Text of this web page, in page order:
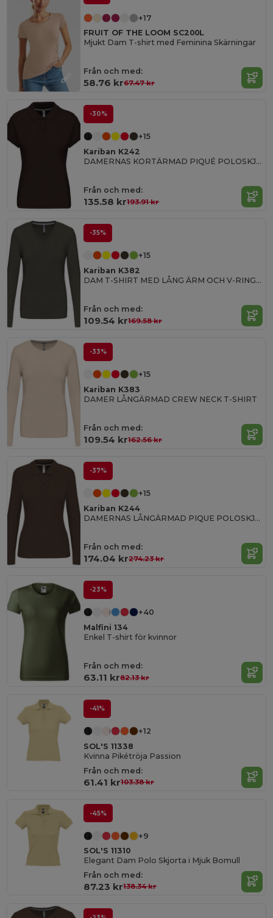
+17
FRUIT OF THE LOOM SC200L
Mjukt Dam T-shirt med Feminina Skärningar
Från och med:
58.76 kr67.47 kr
-30%
+15
Kariban K242
DAMERNAS KORTÄRMAD PIQUÉ POLOSKJORTA
Från och med:
135.58 kr193.91 kr
-35%
+15
Kariban K382
DAM T-SHIRT MED LÅNG ÄRM OCH V-RINGNING
Från och med:
109.54 kr169.58 kr
-33%
+15
Kariban K383
DAMER LÅNGÄRMAD CREW NECK T-SHIRT
Från och med:
109.54 kr162.56 kr
-37%
+15
Kariban K244
DAMERNAS LÅNGÄRMAD PIQUE POLOSKJORTA
Från och med:
174.04 kr274.23 kr
-23%
+40
Malfini 134
Enkel T-shirt för kvinnor
Från och med:
63.11 kr82.13 kr
-41%
+12
SOL'S 11338
Kvinna Pikétröja Passion
Från och med:
61.41 kr103.38 kr
-45%
+9
SOL'S 11310
Elegant Dam Polo Skjorta i Mjuk Bomull
Från och med:
87.23 kr138.34 kr